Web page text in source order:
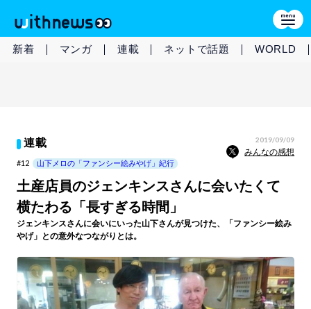
新着 マンガ 連載 ネットで話題 WORLD
連載 2019/09/09
みんなの感想
#12 山下メロの「ファンシー絵みやげ」紀行
土産店員のジェンキンスさんに会いたくて
横たわる「長すぎる時間」
ジェンキンスさんに会いにいった山下さんが見つけた、「ファンシー絵み
やげ」との意外なつながりとは。